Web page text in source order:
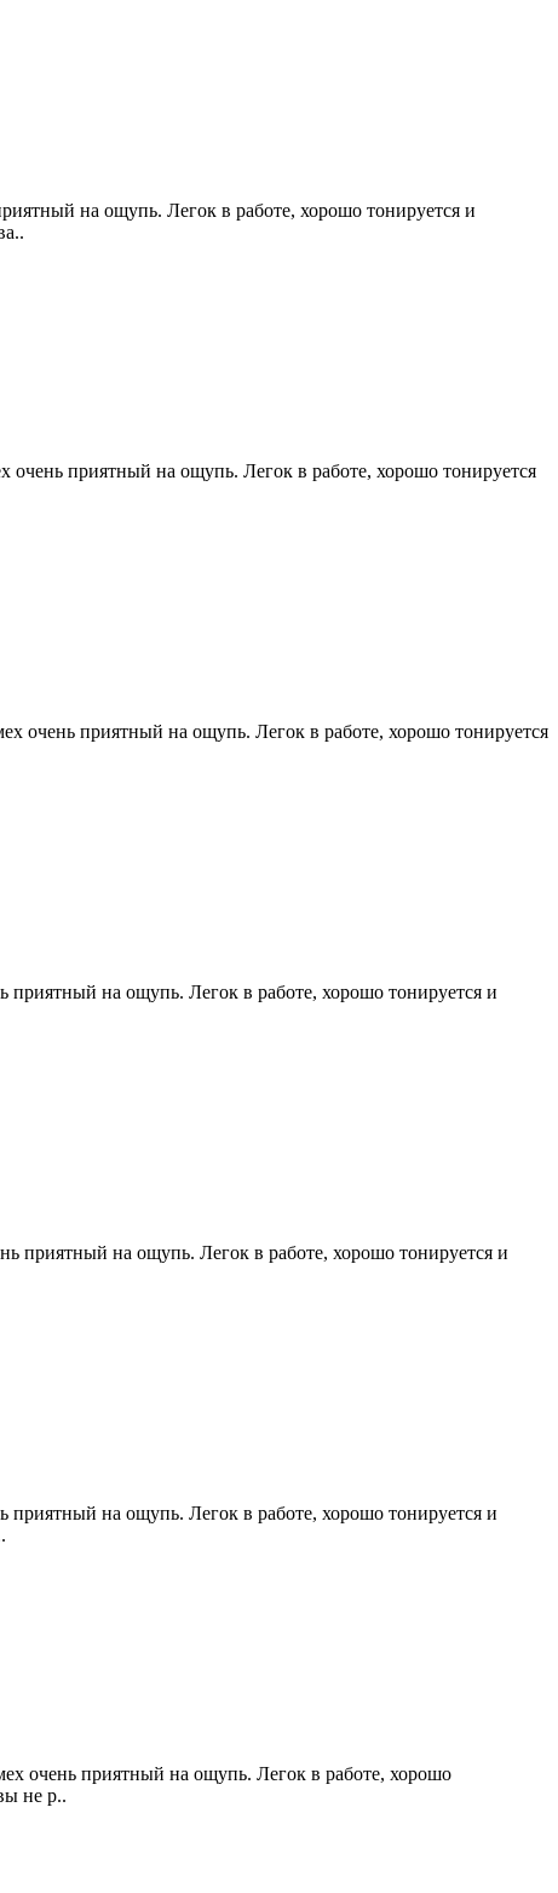
на ощупь. Легок в работе, хорошо тонируется и
приятный на ощупь. Легок в работе, хорошо тонируется
очень приятный на ощупь. Легок в работе, хорошо тонируется
на ощупь. Легок в работе, хорошо тонируется и
приятный на ощупь. Легок в работе, хорошо тонируется и
на ощупь. Легок в работе, хорошо тонируется и
очень приятный на ощупь. Легок в работе, хорошо
не р..